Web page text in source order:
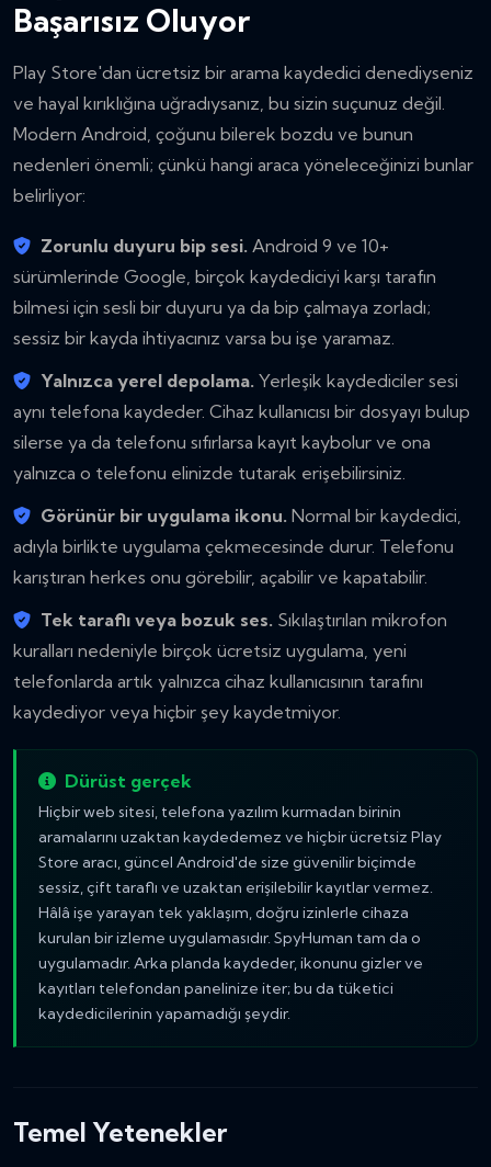
Başarısız Oluyor
Play Store'dan ücretsiz bir arama kaydedici denediyseniz
ve hayal kırıklığına uğradıysanız, bu sizin suçunuz değil.
Modern Android, çoğunu bilerek bozdu ve bunun
nedenleri önemli; çünkü hangi araca yöneleceğinizi bunlar
belirliyor:
Zorunlu duyuru bip sesi. Android 9 ve 10+
sürümlerinde Google, birçok kaydediciyi karşı tarafın
bilmesi için sesli bir duyuru ya da bip çalmaya zorladı;
sessiz bir kayda ihtiyacınız varsa bu işe yaramaz.
Yalnızca yerel depolama. Yerleşik kaydediciler sesi
aynı telefona kaydeder. Cihaz kullanıcısı bir dosyayı bulup
silerse ya da telefonu sıfırlarsa kayıt kaybolur ve ona
yalnızca o telefonu elinizde tutarak erişebilirsiniz.
Görünür bir uygulama ikonu. Normal bir kaydedici,
adıyla birlikte uygulama çekmecesinde durur. Telefonu
karıştıran herkes onu görebilir, açabilir ve kapatabilir.
Tek taraflı veya bozuk ses. Sıkılaştırılan mikrofon
kuralları nedeniyle birçok ücretsiz uygulama, yeni
telefonlarda artık yalnızca cihaz kullanıcısının tarafını
kaydediyor veya hiçbir şey kaydetmiyor.
Dürüst gerçek
Hiçbir web sitesi, telefona yazılım kurmadan birinin
aramalarını uzaktan kaydedemez ve hiçbir ücretsiz Play
Store aracı, güncel Android'de size güvenilir biçimde
sessiz, çift taraflı ve uzaktan erişilebilir kayıtlar vermez.
Hâlâ işe yarayan tek yaklaşım, doğru izinlerle cihaza
kurulan bir izleme uygulamasıdır. SpyHuman tam da o
uygulamadır. Arka planda kaydeder, ikonunu gizler ve
kayıtları telefondan panelinize iter; bu da tüketici
kaydedicilerinin yapamadığı şeydir.
Temel Yetenekler